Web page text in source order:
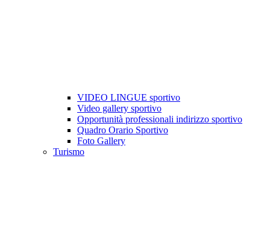
VIDEO LINGUE sportivo
Video gallery sportivo
Opportunità professionali indirizzo sportivo
Quadro Orario Sportivo
Foto Gallery
Turismo